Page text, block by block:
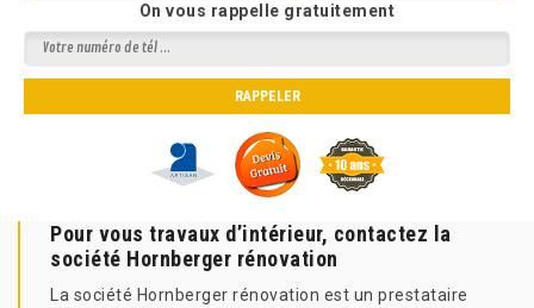
On vous rappelle gratuitement
Pour vous travaux d’intérieur, contactez la
société Hornberger rénovation
La société Hornberger rénovation est un prestataire